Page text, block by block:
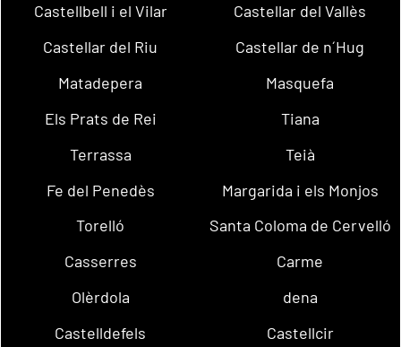
Castellbell i el Vilar
Castellar del Vallès
Castellar del Riu
Castellar de n´Hug
Matadepera
Masquefa
Els Prats de Rei
Tiana
Terrassa
Teià
Fe del Penedès
Margarida i els Monjos
Torelló
Santa Coloma de Cervelló
Casserres
Carme
Olèrdola
dena
Castelldefels
Castellcir